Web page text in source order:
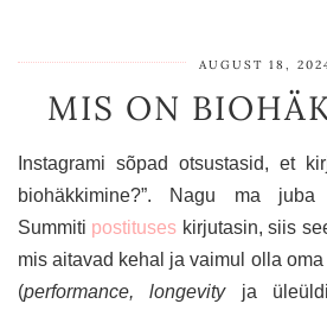
AUGUST 18,
MIS ON
Instagrami sõpad otsustasid, et
biohäkkimine?”. Nagu ma juba
Summiti postituses kirjutasin, siis
mis aitavad kehal ja vaimul olla
(performance, longevityja